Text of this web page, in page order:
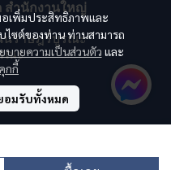
อเพิ่มประสิทธิภาพและ
ไซต์ของท่าน ท่านสามารถ
บายความเป็นส่วนตัว และ
กกี้
อมรับทั้งหมด
สำนักงานใหญ่
นราษฎร์บูรณะ
ณะ